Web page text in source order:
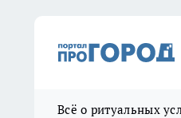
Всё о ритуальных